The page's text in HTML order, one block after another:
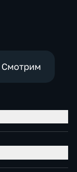
Смотрим